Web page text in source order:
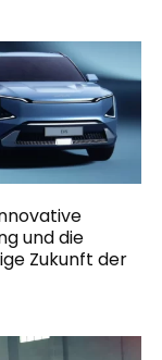
und die
Zukunft der